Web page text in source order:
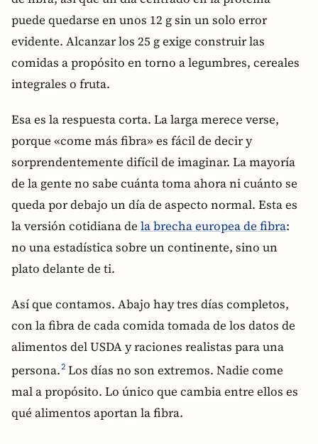
puede quedarse en unos 12 g sin un solo error
evidente. Alcanzar los 25 g exige construir las
comidas a propósito en torno a legumbres, cereales
integrales o fruta.
Esa es la respuesta corta. La larga merece verse,
porque «come más fibra» es fácil de decir y
sorprendentemente difícil de imaginar. La mayoría
de la gente no sabe cuánta toma ahora ni cuánto se
queda por debajo un día de aspecto normal. Esta es
la versión cotidiana de la brecha europea de fibra:
no una estadística sobre un continente, sino un
plato delante de ti.
Así que contamos. Abajo hay tres días completos,
con la fibra de cada comida tomada de los datos de
alimentos del USDA y raciones realistas para una
persona.2 Los días no son extremos. Nadie come
mal a propósito. Lo único que cambia entre ellos es
qué alimentos aportan la fibra.